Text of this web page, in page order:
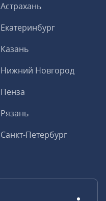
Астрахань
Екатеринбург
Казань
Нижний Новгород
Пенза
Рязань
Санкт-Петербург